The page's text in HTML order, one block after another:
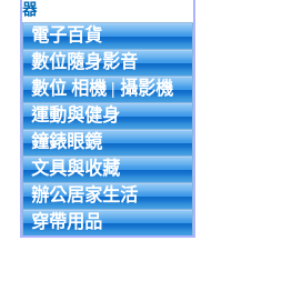
器
電子百貨
數位隨身影音
數位 相機 | 攝影機
運動與健身
鐘錶眼鏡
文具與收藏
辦公居家生活
穿帶用品